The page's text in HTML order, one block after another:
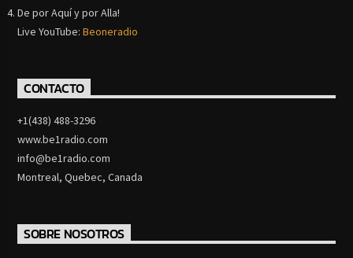
De por Aquí y por Alla!
Live YouTube:Beoneradio
CONTACTO
+1(438) 488-3296
www.be1radio.com
info@be1radio.com
Montreal, Quebec, Canada
SOBRE NOSOTROS